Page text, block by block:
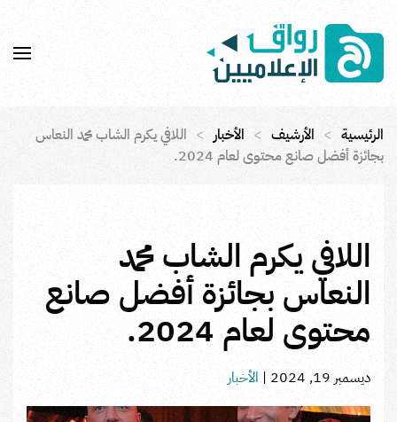
Skip to main content
الرئيسية الأرشيف الأخبار
اللافي يكرم الشاب محمد النعاس
بجائزة أفضل صانع محتوى لعام 2024.
اللافي يكرم الشاب محمد
النعاس بجائزة أفضل صانع
محتوى لعام 2024.
ديسمبر 19, 2024 | الأخبار